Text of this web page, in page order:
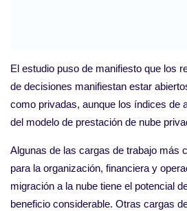
El estudio puso de manifiesto que los
de decisiones manifiestan estar
como privadas, aunque los índices de
del modelo de prestación de nube
Algunas de las cargas de trabajo más
para la organización, financiera y
migración a la nube tiene el potencial
beneficio considerable. Otras cargas